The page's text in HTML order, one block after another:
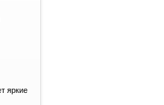
яркие